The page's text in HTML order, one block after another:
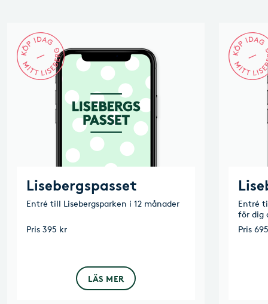
Lisebergspasset
Entré till Lisebergsparken i 12 månader
Pris 395 kr
LÄS MER
Entré
för dig
Pris